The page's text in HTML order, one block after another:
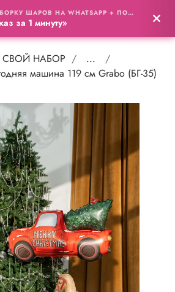
0
НАБОР
...
машина 119 см Grabo (БГ-35)
ПОЛУЧИТЕ ПОДБОРКУ ШАРОВ НА WHATSAPP + ПОДАРОК
за 1 минуту»